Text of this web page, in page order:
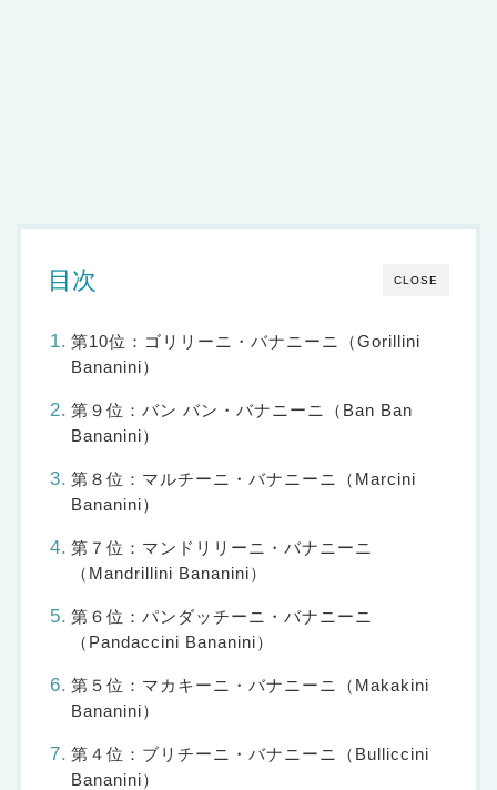
CLOSE
目次
第10位：ゴリリーニ・バナニーニ（Gorillini
Bananini）
第９位：バン バン・バナニーニ（Ban Ban
Bananini）
第８位：マルチーニ・バナニーニ（Marcini
Bananini）
第７位：マンドリリーニ・バナニーニ
（Mandrillini Bananini）
第６位：パンダッチーニ・バナニーニ
（Pandaccini Bananini）
第５位：マカキーニ・バナニーニ（Makakini
Bananini）
第４位：ブリチーニ・バナニーニ（Bulliccini
Bananini）